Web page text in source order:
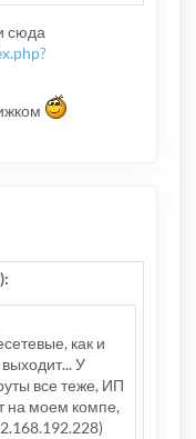
сюда
как и
У
все теже, ИП
на моем компе,